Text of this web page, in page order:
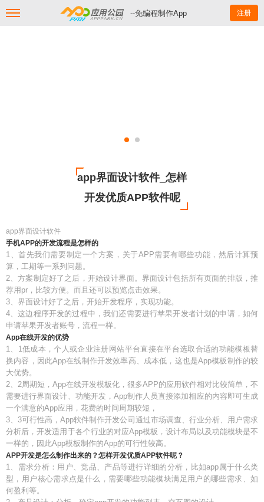
--免编程制作App 注册
app界面设计软件_怎样
开发优质APP软件呢
app界面设计软件
手机APP的开发流程是怎样的
1、首先我们需要制定一个方案，关于APP需要有哪些功能，然后计算预
算，工期等一系列问题。
2、方案制定好了之后，开始设计界面。界面设计包括所有页面的排版，推
荐用pr，比较方便。而且还可以预览点击效果。
3、界面设计好了之后，开始开发程序，实现功能。
4、这边程序开发的过程中，我们还需要进行苹果开发者计划的申请，如何
申请苹果开发者账号，流程一样。
App在线开发的优势
1、1低成本，个人或企业注册网站平台直接在平台选取合适的功能模板替
换内容，因此App在线制作开发效率高、成本低，这也是App模板制作的较
大优势。
2、2周期短，App在线开发模板化，很多APP的应用软件相对比较简单，不
需要进行界面设计、功能开发，App制作人员直接添加相应的内容即可生成
一个满意的App应用，花费的时间周期较短，
3、3可行性高，App软件制作开发公司通过市场调查、行业分析、用户需求
分析后，开发适用于各个行业的对应App模板，设计布局以及功能模块是不
一样的，因此App模板制作的App的可行性较高。
APP开发是怎么制作出来的？怎样开发优质APP软件呢？
1、需求分析：用户、竞品、产品等进行详细的分析，比如app属于什么类
型，用户核心需求点是什么，需要哪些功能模块满足用户的哪些需求、如
何盈利等。